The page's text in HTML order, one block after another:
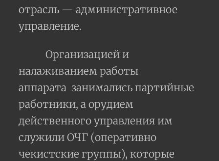
отрасль — административное
управление.
Организацией и
налаживанием работы
аппарата занимались партийные
работники, а орудием
действенного управления им
служили ОЧГ (оперативно
чекистские группы), которые